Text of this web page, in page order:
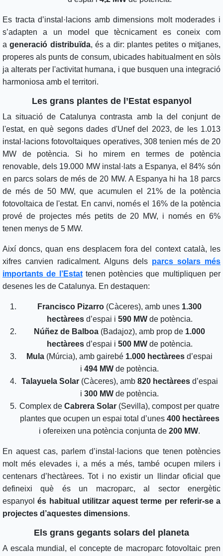
Es tracta d’instal·lacions amb dimensions molt moderades i
s’adapten a un model que tècnicament es coneix com
ageneració distribuïda, és a dir: plantes petites o mitjanes,
properes als punts de consum, ubicades habitualment en sòls
ja alterats per l'activitat humana, i que busquen una integració
harmoniosa amb el territori.
Les grans plantes de l’Estat espanyol
La situació de Catalunya contrasta amb la del conjunt de
l'estat, en què segons dades d'Unef del 2023, de les 1.013
instal·lacions fotovoltaiques operatives, 308 tenien més de 20
MW de potència. Si ho mirem en termes de potència
renovable, dels 19.000 MW instal·lats a Espanya, el 84% són
en parcs solars de més de 20 MW. A Espanya hi ha 18 parcs
de més de 50 MW, que acumulen el 21% de la potència
fotovoltaica de l'estat. En canvi, només el 16% de la potència
prové de projectes més petits de 20 MW, i només en 6%
tenen menys de 5 MW.
Així doncs, quan ens desplacem fora del context català, les
xifres canvien radicalment. Alguns dels parcs solars més
importants de l’Estattenen potències que multipliquen per
desenes les de Catalunya. En destaquen:
Francisco Pizarro (Càceres), amb unes 1.300
hectàreesd’espai i 590 MWde potència.
Núñez de Balboa (Badajoz), amb prop de 1.000
hectàreesd’espai i 500 MWde potència.
Mula (Múrcia), amb gairebé 1.000 hectàrees d’espai
i 494 MW de potència.
Talayuela Solar(Càceres), amb 820 hectàrees d’espai
i 300 MW de potència.
Complex de Cabrera Solar (Sevilla), compost per quatre
plantes que ocupen un espai total d’unes 400 hectàrees
i ofereixen una potència conjunta de 200 MW.
En aquest cas, parlem d’instal·lacions que tenen potències
molt més elevades i, a més a més, també ocupen milers i
centenars d’hectàrees. Tot i no existir un llindar oficial que
defineixi què és un macroparc, al sector energètic
espanyolés habitual utilitzar aquest terme per referir-se a
projectes d’aquestes dimensions.
Els grans gegants solars del planeta
A escala mundial, el concepte de macroparc fotovoltaic pren